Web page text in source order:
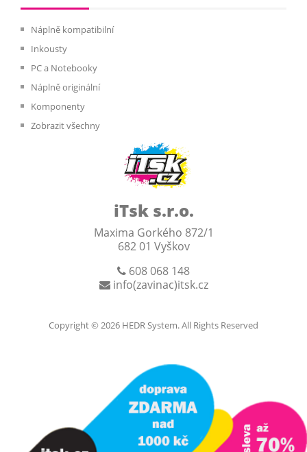
iTsk s.r.o.
Maxima Gorkého 872/1
682 01 Vyškov
608 068 148
info(zavinac)itsk.cz
Náplně kompatibilní
Inkousty
PC a Notebooky
Náplně originální
Komponenty
Zobrazit všechny
Copyright © 2026 HEDR System. All Rights Reserved